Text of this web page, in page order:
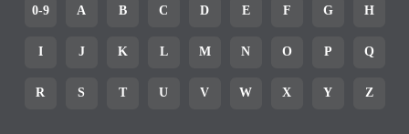
0-9 A B C D E F G H
I J K L M N O P Q
R S T U V W X Y Z